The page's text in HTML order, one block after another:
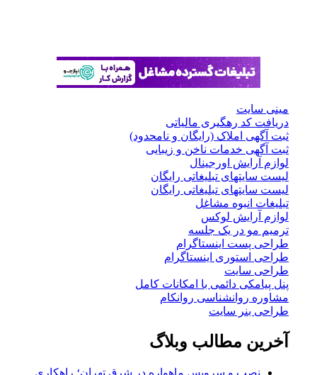
مینی سایت
دریافت کد رهگیری مالیاتی
ثبت آگهی املاک (رایگان و نامحدود)
ثبت آگهی خدمات ناخن و زیبایی
لوازم آرایش اورجینال
لیست سایتهای تبلیغاتی رایگان
لیست سایتهای تبلیغاتی رایگان
تبلیغات انبوه مشاغل
لوازم آرایش لوکس
ترمیم مو در یک جلسه
طراحی پست اینستاگرام
طراحی استوری اینستاگرام
طراحی سایت
پنل پیامکی دائمی با امکانات کامل
مشاوره روانشناسی روانکام
طراحی بنر سایت
آخرین مطالب وبلاگ
نصب و سرویس ماهواره در شرق تهران؛ راهکاری